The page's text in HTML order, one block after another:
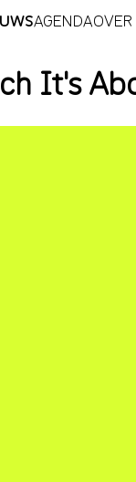
AGENDA
It's